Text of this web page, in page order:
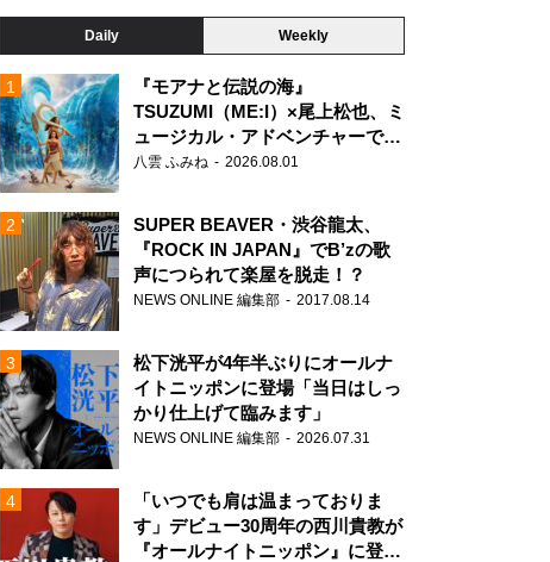
Daily Weekly
『モアナと伝説の海』
TSUZUMI（ME:I）×尾上松也、ミ
ュージカル・アドベンチャーで美
声を響かせる
八雲 ふみね 2026.08.01
SUPER BEAVER・渋谷龍太、
『ROCK IN JAPAN』でB’zの歌
声につられて楽屋を脱走！？
NEWS ONLINE 編集部 2017.08.14
松下洸平が4年半ぶりにオールナ
イトニッポンに登場「当日はしっ
かり仕上げて臨みます」
NEWS ONLINE 編集部 2026.07.31
「いつでも肩は温まっておりま
す」デビュー30周年の西川貴教が
『オールナイトニッポン』に登